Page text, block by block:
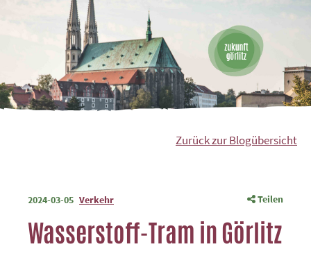
Zurück zur Blogübersicht
2024-03-05 Verkehr Teilen
Wasserstoff-Tram in Görlitz